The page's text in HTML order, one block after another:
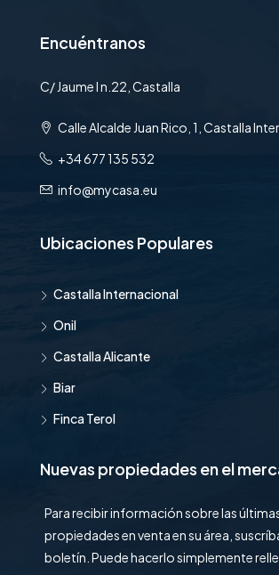
Encuéntranos
C/ Jaume I n.22, Castalla
Calle Alcalde Juan Rico, 1, Castalla
+34 677 135 532
info@mycasa.eu
Ubicaciones Populares
Castalla Internacional
Onil
Castalla Alicante
Biar
Finca Terol
Nuevas propiedades en el
Para recibir información sobre las
propiedades en venta en su área,
boletín. Puede hacerlo simplemente